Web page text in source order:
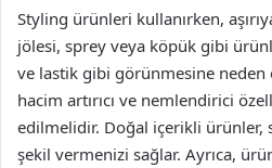
Styling ürünleri kullanırken,
jölesi, sprey veya köpük gibi
ve lastik gibi görünmesine neden
hacim artırıcı ve nemlendirici
edilmelidir. Doğal içerikli ürünler,
şekil vermenizi sağlar. Ayrıca,